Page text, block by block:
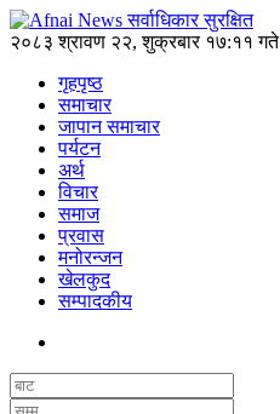
२०८३ श्रावण २२, शुक्रबार १७:११ गते
गृहपृष्ठ
समाचार
जापान समाचार
पर्यटन
अर्थ
विचार
समाज
प्रवास
मनोरन्जन
खेलकुद
सम्पादकीय